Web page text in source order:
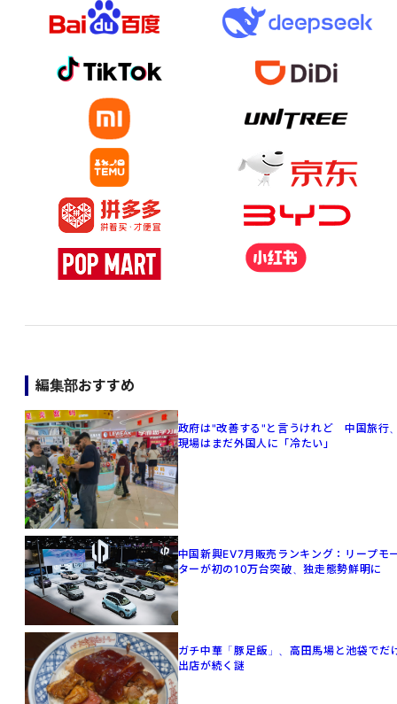
編集部おすすめ
政府は"改善する"と言うけれど 中国旅行
現場はまだ外国人に「冷たい」
中国新興EV7月販売ランキング：リープモ
ターが初の10万台突破、独走態勢鮮明に
ガチ中華「豚足飯」、高田馬場と池袋でだ
出店が続く謎